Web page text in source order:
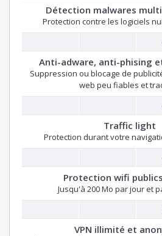
Détection malwares
Protection contre les logiciels
Anti-adware, anti-phising
Suppression ou blocage de
web peu fiables et
Traffic light
Protection durant votre
Protection wifi
Jusqu'à 200 Mo par jour et
VPN illimité et